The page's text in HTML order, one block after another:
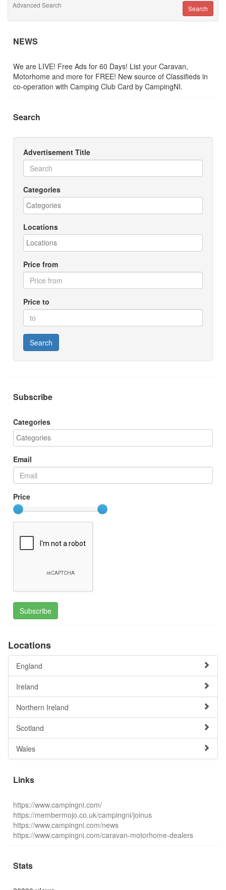
Advanced Search
NEWS
We are LIVE! Free Ads for 60 Days! List your Caravan,
Motorhome and more for FREE! New source of Classifieds in
co-operation with Camping Club Card by CampingNI.
Search
Advertisement Title
Categories
Locations
Price from
Price to
Search
Subscribe
Categories
Email
Price
Subscribe
Locations
England
Ireland
Northern Ireland
Scotland
Wales
Links
https://www.campingni.com/
https://membermojo.co.uk/campingni/joinus
https://www.campingni.com/news
https://www.campingni.com/caravan-motorhome-dealers
Stats